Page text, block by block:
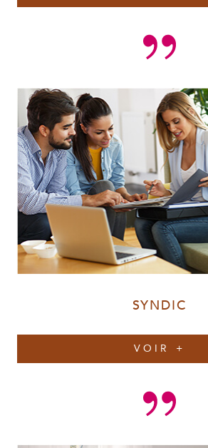
SYNDIC
VOIR +